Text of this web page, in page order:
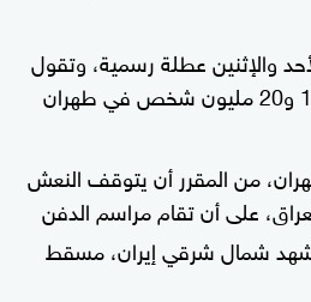
والإثنين عطلة رسمية، وتقول
إنها تتوقع حضور ما بين 15 و20 مليون شخص في طهران
من المقرر أن يتوقف النعش
على أن تقام مراسم الدفن
شمال شرقي إيران، مسقط